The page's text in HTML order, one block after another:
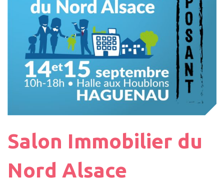
Salon Immobilier du
Nord Alsace